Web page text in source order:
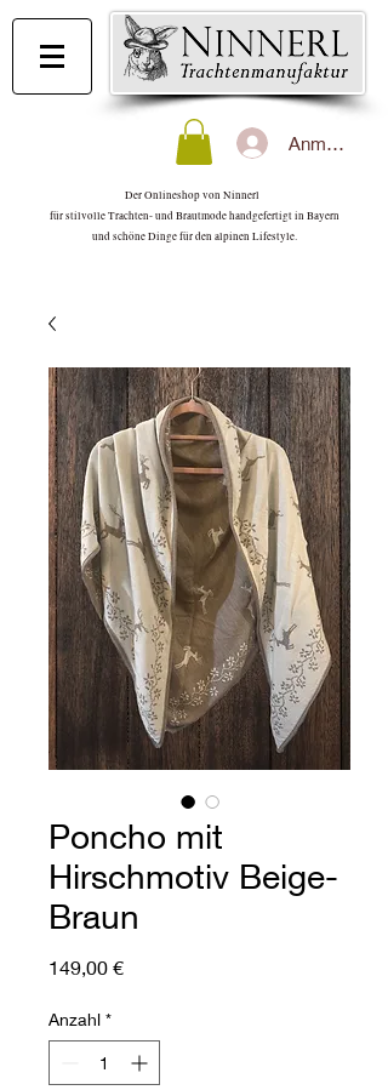
Anmelden
Der Onlineshop von Ninnerl
für stilvolle Trachten- und Brautmode handgefertigt in Bayern
und schöne Dinge für den alpinen Lifestyle.
Poncho mit
Hirschmotiv Beige-
Braun
149,00 €Preis
Anzahl *